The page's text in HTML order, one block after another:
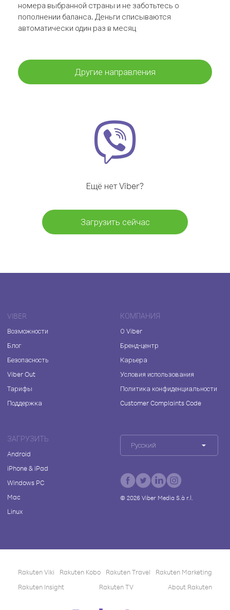
номера выбранной страны и не заботьтесь о
пополнении баланса. Деньги списываются
автоматически один раз в месяц
Другие направления
Ещё нет Viber?
Загрузить сейчас
VIBER
Возможности
Блог
Безопасность
Viber Out
Тарифы
Поддержка
КОМПАНИЯ
О Viber
Бренд-центр
Карьера
Условия использования
Политика конфиденциальности
Customer Complaints Code
ЗАГРУЗИТЬ
Android
iPhone & iPad
Windows PC
Mac
Linux
Русский
© 2026Viber Media S.à r.l.
Rakuten Viki Rakuten Kobo Rakuten Travel
Rakuten Marketing
Rakuten Insight
Rakuten TV About Rakuten